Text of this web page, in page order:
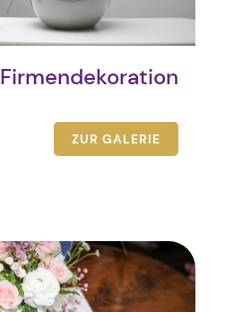
Firmendekoration
ZUR GALERIE